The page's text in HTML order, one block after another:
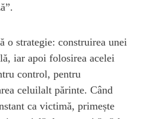
o strategie: construirea unei
iar apoi folosirea acelei
control, pentru
celuilalt părinte. Când
ca victimă, primește